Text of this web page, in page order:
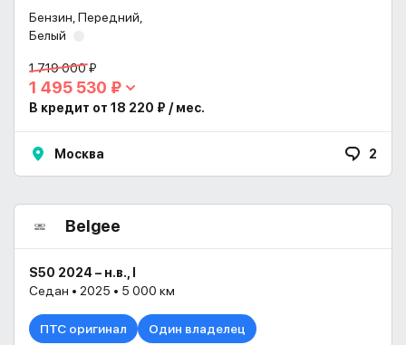
Бензин, Передний,
Белый
1 719 000 ₽
1 495 530 ₽
В кредит от 18 220 ₽ / мес.
Москва 2
Belgee
S50 2024 – н.в., I
Седан • 2025 • 5 000 км
ПТС оригинал Один владелец